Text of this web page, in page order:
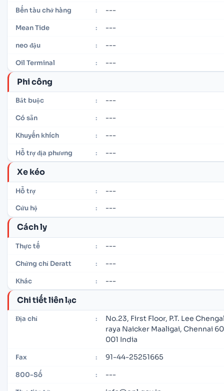
Bến tàu chở hàng : ---
Mean Tide : ---
neo đậu : ---
Oil Terminal : ---
Phi công
Bắt buộc : ---
Có sẵn : ---
Khuyến khích : ---
Hỗ trợ địa phương : ---
Xe kéo
Hỗ trợ : ---
Cứu hộ : ---
Cách ly
Thực tế : ---
Chứng chỉ Deratt : ---
Khác : ---
Chi tiết liên lạc
Địa chỉ :
No.23, First Floor, P.T. Lee
raya Naicker Maaligai, Chennai
001 India
Fax : 91-44-25251665
800-Số : ---